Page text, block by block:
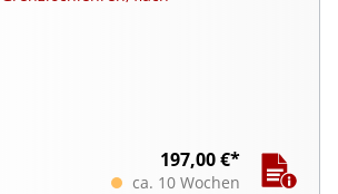
197,00 €*
ca. 10 Wochen